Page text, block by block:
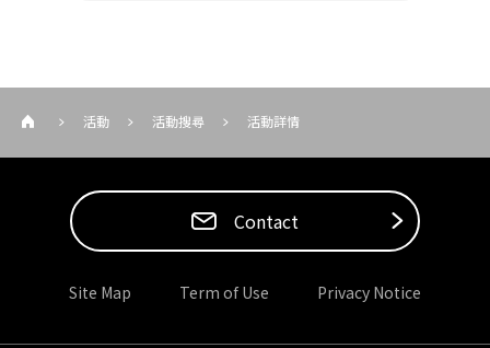
活動 活動搜尋 活動詳情
Contact
Site Map Term of Use Privacy Notice